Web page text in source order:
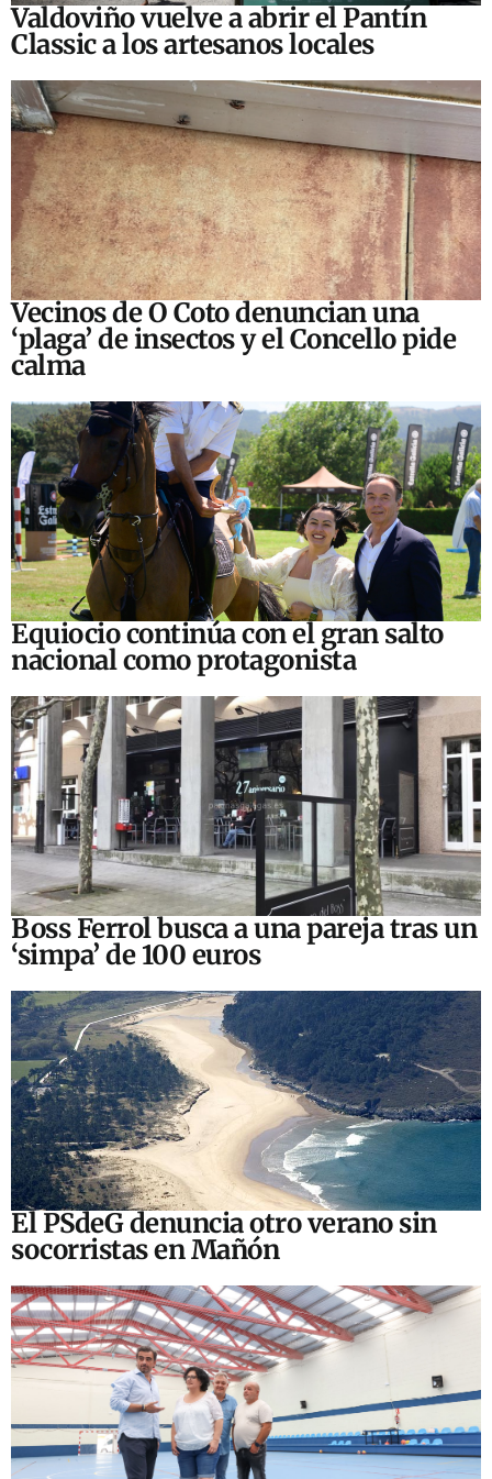
Valdoviño vuelve a abrir el Pantín
Classic a los artesanos locales
Vecinos de O Coto denuncian una
‘plaga’ de insectos y el Concello pide
calma
Equiocio continúa con el gran salto
nacional como protagonista
Boss Ferrol busca a una pareja tras un
‘simpa’ de 100 euros
El PSdeG denuncia otro verano sin
socorristas en Mañón